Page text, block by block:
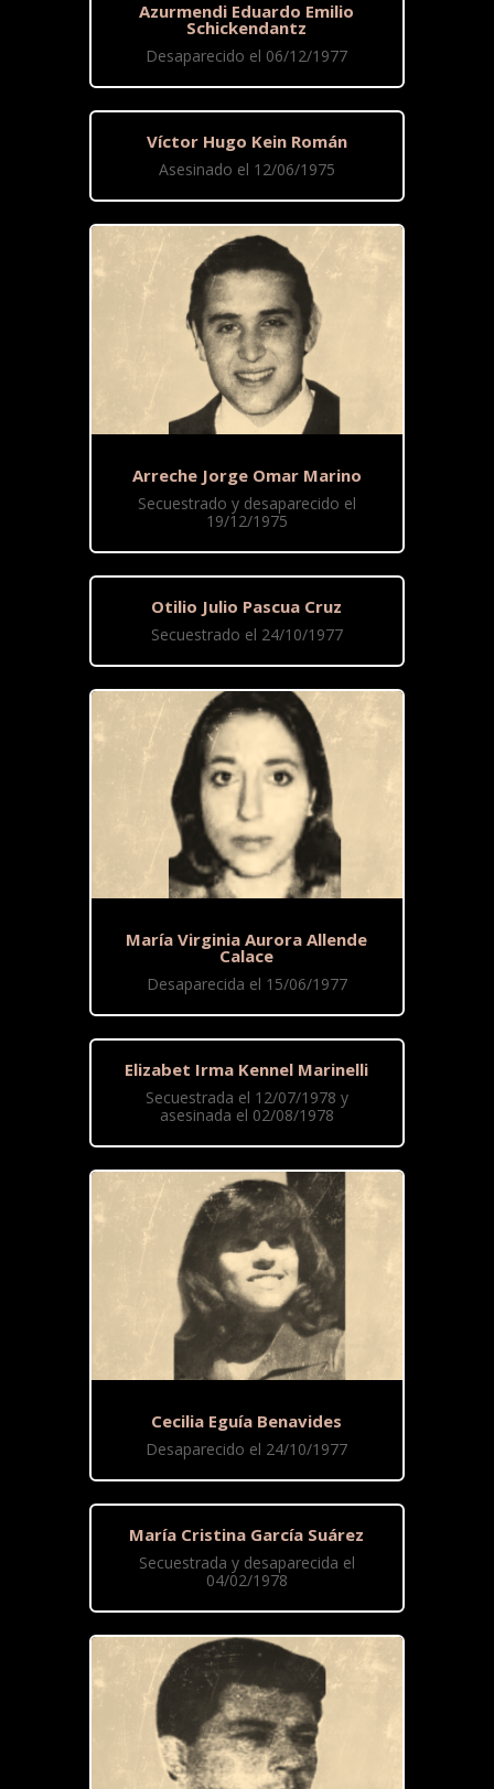
Azurmendi Eduardo Emilio
Schickendantz
Desaparecido el 06/12/1977
Víctor Hugo Kein Román
Asesinado el 12/06/1975
Arreche Jorge Omar Marino
Secuestrado y desaparecido el
19/12/1975
Otilio Julio Pascua Cruz
Secuestrado el 24/10/1977
María Virginia Aurora Allende
Calace
Desaparecida el 15/06/1977
Elizabet Irma Kennel Marinelli
Secuestrada el 12/07/1978 y
asesinada el 02/08/1978
Cecilia Eguía Benavides
Desaparecido el 24/10/1977
María Cristina García Suárez
Secuestrada y desaparecida el
04/02/1978